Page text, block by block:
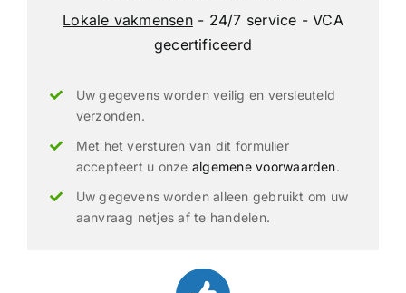
Lokale vakmensen- 24/7 service - VCA
gecertificeerd
Uw gegevens worden veilig en versleuteld
verzonden.
Met het versturen van dit formulier
accepteert u onze algemene voorwaarden.
Uw gegevens worden alleen gebruikt om uw
aanvraag netjes af te handelen.